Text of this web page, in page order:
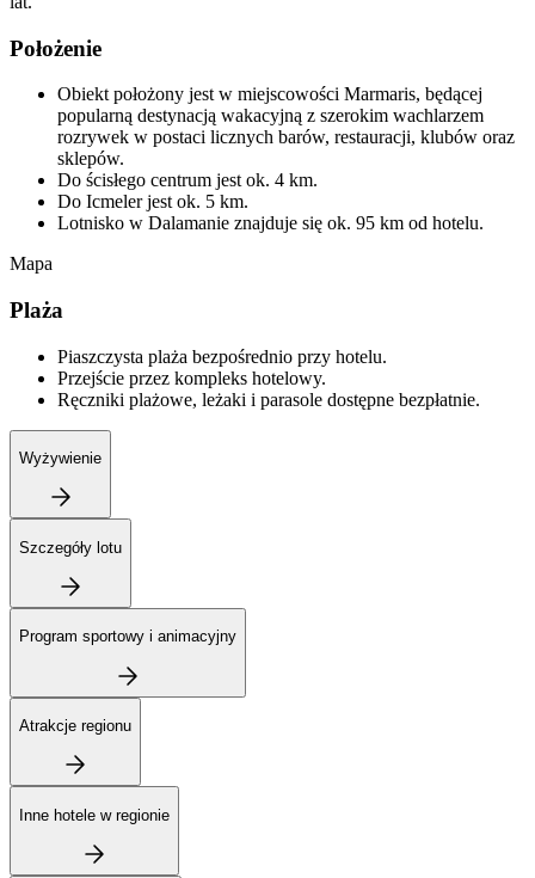
Położenie
Obiekt położony jest w miejscowości Marmaris, będącej
popularną destynacją wakacyjną z szerokim wachlarzem
rozrywek w postaci licznych barów, restauracji, klubów oraz
sklepów.
Do ścisłego centrum jest ok. 4 km.
Do Icmeler jest ok. 5 km.
Lotnisko w Dalamanie znajduje się ok. 95 km od hotelu.
Mapa
Plaża
Piaszczysta plaża bezpośrednio przy hotelu.
Przejście przez kompleks hotelowy.
Ręczniki plażowe, leżaki i parasole dostępne bezpłatnie.
Wyżywienie
Szczegóły lotu
Program sportowy i animacyjny
Atrakcje regionu
Inne hotele w regionie